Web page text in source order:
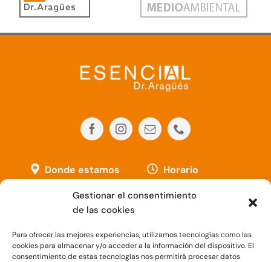
Gestionar el consentimiento
de las cookies
Para ofrecer las mejores experiencias, utilizamos tecnologías como las
cookies para almacenar y/o acceder a la información del dispositivo. El
consentimiento de estas tecnologías nos permitirá procesar datos
Donde estamos
Avda. de la Paz, 1
(esquina Plaza
09004 – Burgos
Horario
Lunes, Martes y